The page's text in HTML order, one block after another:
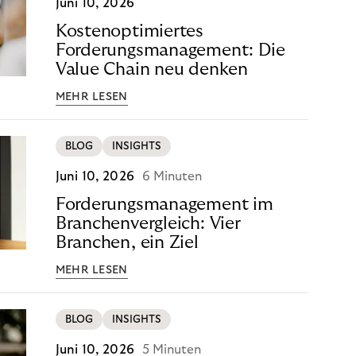
Juni 10, 2026
Kostenoptimiertes
Forderungsmanagement: Die
Value Chain neu denken
MEHR LESEN
BLOG INSIGHTS
Juni 10, 2026 6 Minuten
Forderungsmanagement im
Branchenvergleich: Vier
Branchen, ein Ziel
MEHR LESEN
BLOG INSIGHTS
Juni 10, 2026 5 Minuten